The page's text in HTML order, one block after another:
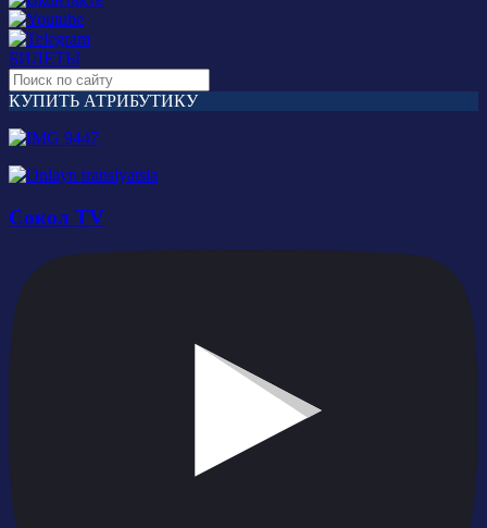
БИЛЕТЫ
КУПИТЬ АТРИБУТИКУ
Сокол TV